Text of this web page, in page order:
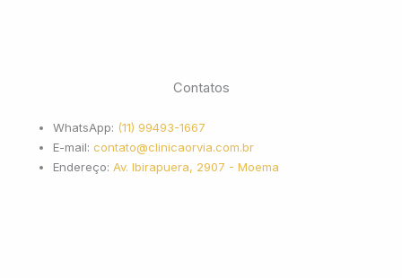
Contatos
WhatsApp: (11) 99493-1667
E-mail: contato@clinicaorvia.com.br
Endereço: Av. Ibirapuera, 2907 - Moema